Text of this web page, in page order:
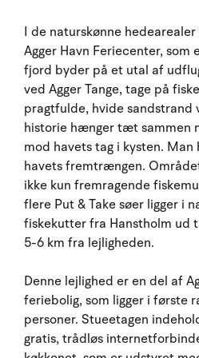
I de naturskønne
Agger Havn Feriecenter,
fjord byder på et utal af
ved Agger Tange, tage på
pragtfulde, hvide sandstrand
historie hænger tæt sammen
mod havets tag i kysten.
havets fremtrængen.
ikke kun fremragende
flere Put & Take søer ligger i
fiskekutter fra Hanstholm ud
5-6 km fra lejligheden.
Denne lejlighed er en del af
feriebolig, som ligger i første
personer. Stueetagen
gratis, trådløs